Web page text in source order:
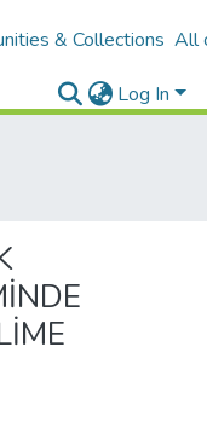
& Collections All
Log In